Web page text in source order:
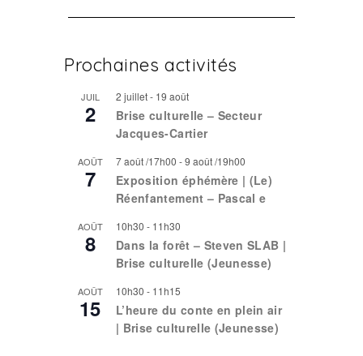
Prochaines activités
JUIL
2
2 juillet- 19 août
Brise culturelle – Secteur
Jacques-Cartier
AOÛT
7
7 août /17h00 -9 août /19h00
Exposition éphémère | (Le)
Réenfantement – Pascal e
AOÛT
8
10h30 - 11h30
Dans la forêt – Steven SLAB |
Brise culturelle (Jeunesse)
AOÛT
15
10h30 - 11h15
L’heure du conte en plein air
| Brise culturelle (Jeunesse)